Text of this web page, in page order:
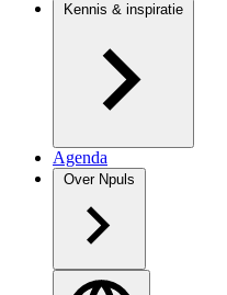
Kennis & inspiratie
Agenda
Over Npuls